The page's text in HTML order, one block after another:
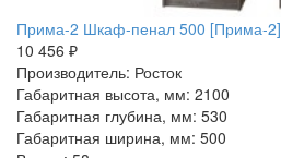
Прима-2 Шкаф-пенал 500 [Прима-2]
10 456 ₽
Производитель: Росток
Габаритная высота, мм: 2100
Габаритная глубина, мм: 530
Габаритная ширина, мм: 500